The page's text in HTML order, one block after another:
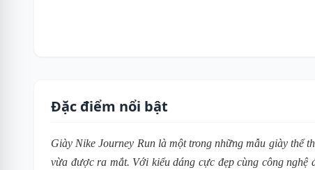
Đặc điểm nổi bật
Giày Nike Journey Run là một trong những mẫu giày thể
vừa được ra mắt. Với kiểu dáng cực đẹp cùng công nghệ